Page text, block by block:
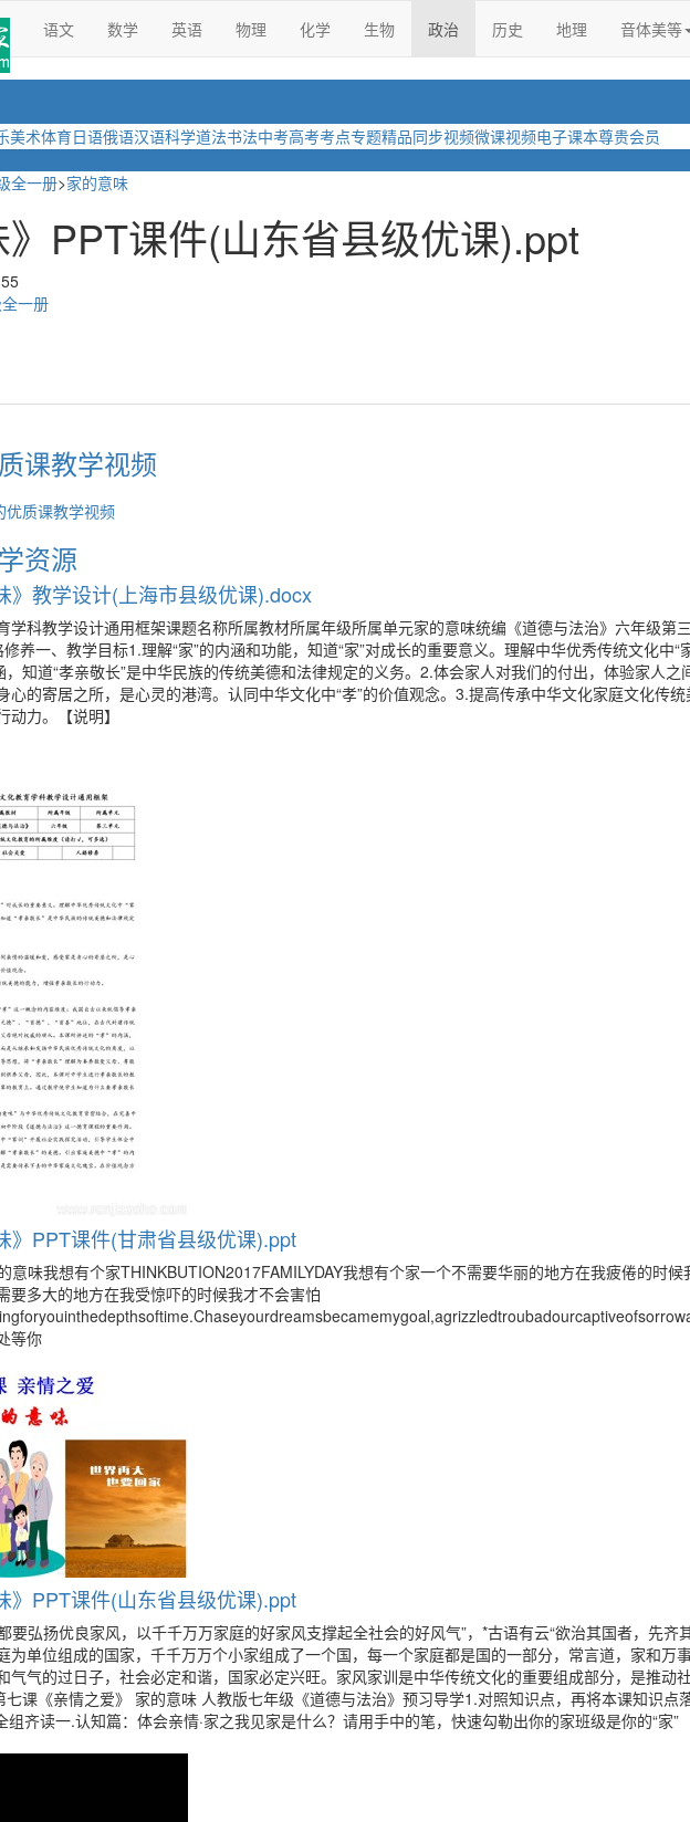
语文 数学 英语 物理 化学 生物 政治 历史 地理 音体美等
美术体育日语俄语汉语科学道法书法中考高考考点专题精品同步视频微课视频电子课本尊贵会员
全一册>家的意味
》PPT课件(山东省县级优课).ppt
一册
课教学视频
优质课教学视频
资源
》教学设计(上海市县级优课).docx
学科教学设计通用框架课题名称所属教材所属年级所属单元家的意味统编《道德与法治》六年级第
养一、教学目标1.理解“家”的内涵和功能，知道“家”对成长的重要意义。理解中华优秀传统文化中“
，知道“孝亲敬长”是中华民族的传统美德和法律规定的义务。2.体会家人对我们的付出，体验家人之
心的寄居之所，是心灵的港湾。认同中华文化中“孝”的价值观念。3.提高传承中华文化家庭文化传
力。【说明】
》PPT课件(甘肃省县级优课).ppt
意味我想有个家THINKBUTION2017FAMILYDAY我想有个家一个不需要华丽的地方在我疲倦的时候
要多大的地方在我受惊吓的时候我才不会害怕
等你
》PPT课件(山东省县级优课).ppt
要弘扬优良家风，以千千万万家庭的好家风支撑起全社会的好风气”，*古语有云“欲治其国者，先齐
为单位组成的国家，千千万万个小家组成了一个国，每一个家庭都是国的一部分，常言道，家和万
气气的过日子，社会必定和谐，国家必定兴旺。家风家训是中华传统文化的重要组成部分，是推动
七课《亲情之爱》 家的意味 人教版七年级《道德与法治》预习导学1.对照知识点，再将本课知识点
齐读一.认知篇：体会亲情·家之我见家是什么？请用手中的笔，快速勾勒出你的家班级是你的“家”